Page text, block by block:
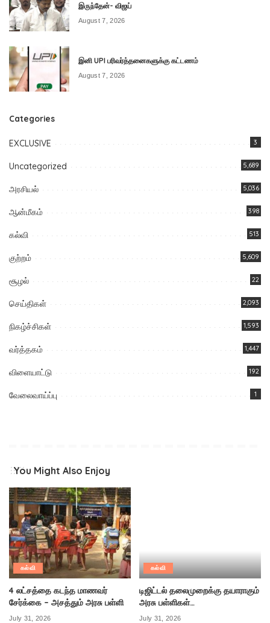
இருந்தேன்- விஜய்
August 7, 2026
இனி UPI பரிவர்த்தனைகளுக்கு கட்டணம்
August 7, 2026
Categories
EXCLUSIVE 3
Uncategorized 5,689
அரசியல் 5,036
ஆன்மீகம் 398
கல்வி 513
குற்றம் 5,609
சூழல் 22
செய்திகள் 2,093
நிகழ்ச்சிகள் 1,593
வர்த்தகம் 1,447
விளையாட்டு 192
வேலைவாய்ப்பு 1
You Might Also Enjoy
கல்வி
4 லட்சத்தை கடந்த மாணவர்
சேர்க்கை – அசத்தும் அரசு பள்ளி
July 31, 2026
கல்வி
டிஜிட்டல் தலைமுறைக்கு தயாராகும்
அரசு பள்ளிகள்…
July 31, 2026